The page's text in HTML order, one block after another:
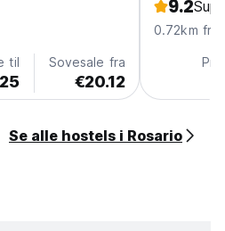
til Sovesale fra
€20.12
9.2
Se alle hostels i Rosario